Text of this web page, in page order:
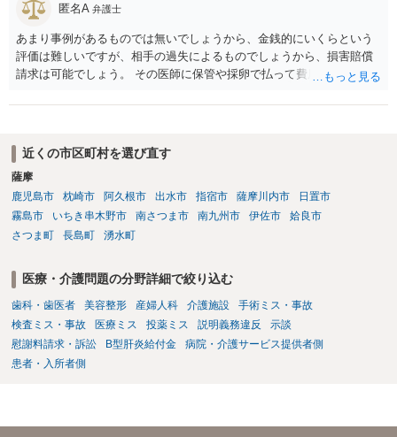
匿名A 弁護士
あまり事例があるものでは無いでしょうから、金銭的にいくらという
評価は難しいですが、相手の過失によるものでしょうから、損害賠償
請求は可能でしょう。 その医師に保管や採卵で払って費用の返金＋α
思います。
近くの市区町村を選び直す
薩摩
鹿児島市
枕崎市 阿久根市 出水市 指宿市 薩摩川内市
日置市
霧島市
いちき串木野市 南さつま市 南九州市 伊佐市
姶良市
さつま町
長島町 湧水町
医療・介護問題の分野詳細で絞り込む
歯科・歯医者 美容整形 産婦人科 介護施設
手術ミス・事故
検査ミス・事故
医療ミス 投薬ミス 説明義務違反
示談
慰謝料請求・訴訟
B型肝炎給付金
病院・介護サービス提供者側
患者・入所者側